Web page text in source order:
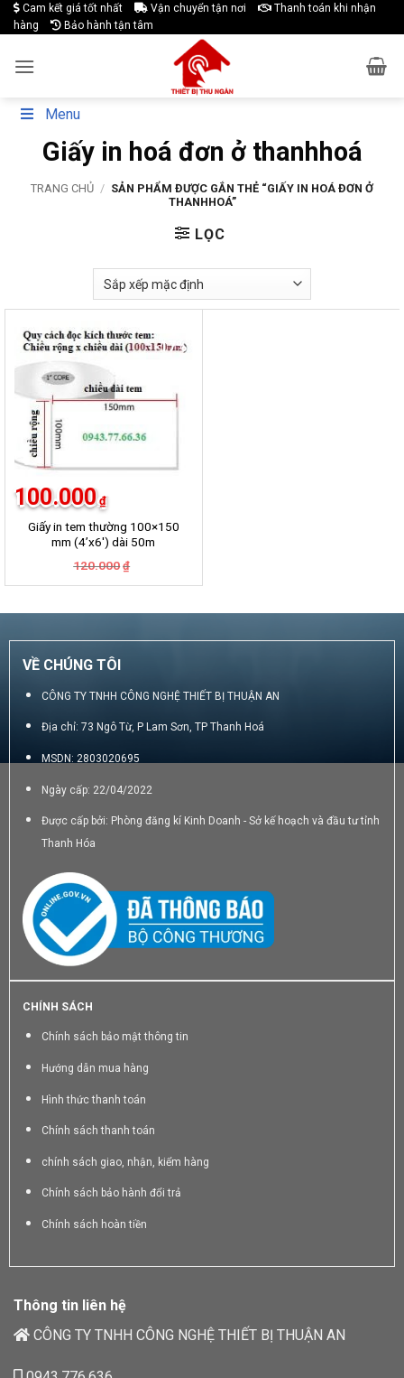
Skip
to
Cam kết giá tốt nhất Vận chuyển tận nơi
Thanh toán khi nhận
hàng
Bảo hành tận tâm
Menu
Giấy in hoá đơn ở thanhhoá
TRANG CHỦ / SẢN PHẨM ĐƯỢC GẮN THẺ “GIẤY IN HOÁ ĐƠN Ở
THANHHOÁ”
LỌC
-17%
Giấy in tem thường 100×150
mm (4’x6′) dài 50m
120.000 ₫
là:
100.000 ₫
tại
100.000₫.
VỀ CHÚNG TÔI
CÔNG TY TNHH CÔNG NGHỆ THIẾT BỊ THUẬN AN
Địa chỉ: 73 Ngô Từ, P Lam Sơn, TP Thanh Hoá
MSDN: 2803020695
Ngày cấp: 22/04/2022
Được cấp bởi: Phòng đăng kí Kinh Doanh - Sở kế hoạch và đầu tư tỉnh
Thanh Hóa
CHÍNH SÁCH
Chính sách bảo mật thông tin
Hướng dẫn mua hàng
Hình thức thanh toán
Chính sách thanh toán
chính sách giao, nhận, kiểm hàng
Chính sách bảo hành đổi trả
Chính sách hoàn tiền
Thông tin liên hệ
CÔNG TY TNHH CÔNG NGHỆ THIẾT BỊ THUẬN AN